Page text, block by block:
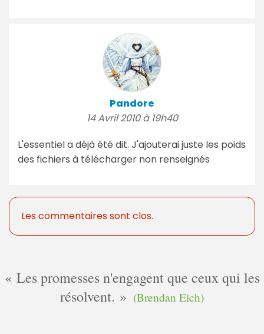
Pandore
14 Avril 2010 à 19h40
L'essentiel a déjà été dit. J'ajouterai juste les poids
des fichiers à télécharger non renseignés
Les commentaires sont clos.
Les promesses n'engagent que ceux qui les
résolvent.
(Brendan Eich)